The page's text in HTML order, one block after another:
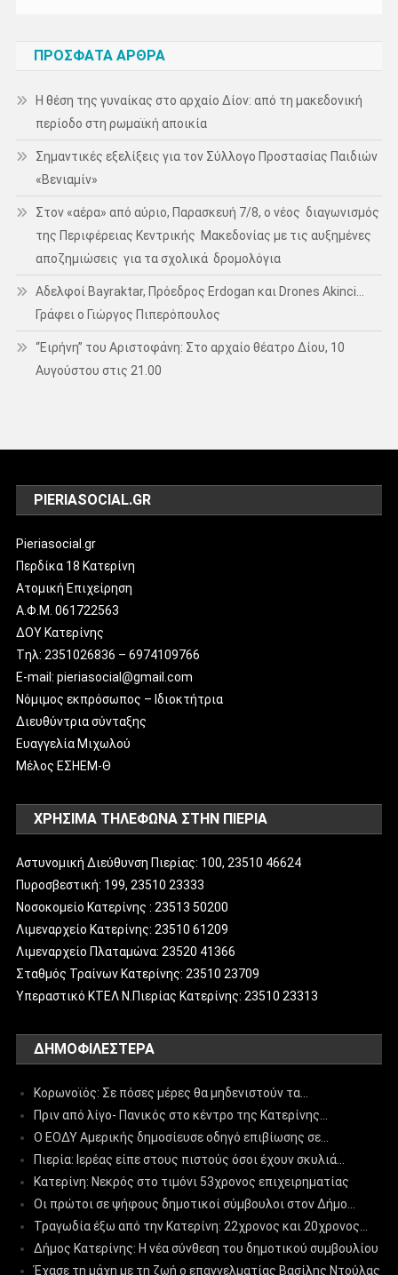
ΠΡΌΣΦΑΤΑ ΆΡΘΡΑ
Η θέση της γυναίκας στο αρχαίο Δίον: από τη μακεδονική
περίοδο στη ρωμαϊκή αποικία
Σημαντικές εξελίξεις για τον Σύλλογο Προστασίας Παιδιών
«Βενιαμίν»
Στον «αέρα» από αύριο, Παρασκευή 7/8, ο νέος διαγωνισμός
της Περιφέρειας Κεντρικής Μακεδονίας με τις αυξημένες
αποζημιώσεις για τα σχολικά δρομολόγια
Αδελφοί Bayraktar, Πρόεδρος Erdogan και Drones Akinci…
Γράφει ο Γιώργος Πιπερόπουλος
“Ειρήνη” του Αριστοφάνη: Στο αρχαίο θέατρο Δίου, 10
Αυγούστου στις 21.00
PIERIASOCIAL.GR
Pieriasocial.gr
Περδίκα 18 Κατερίνη
Ατομική Επιχείρηση
Α.Φ.Μ. 061722563
ΔΟΥ Κατερίνης
Tηλ: 2351026836 – 6974109766
E-mail: pieriasocial@gmail.com
Νόμιμος εκπρόσωπος – Ιδιοκτήτρια
Διευθύντρια σύνταξης
Ευαγγελία Μιχωλού
Μέλος ΕΣΗΕΜ-Θ
ΧΡΗΣΙΜΑ ΤΗΛΕΦΩΝΑ ΣΤΗΝ ΠΙΕΡΙΑ
Αστυνομική Διεύθυνση Πιερίας: 100, 23510 46624
Πυροσβεστική: 199, 23510 23333
Νοσοκομείο Κατερίνης : 23513 50200
Λιμεναρχείο Κατερίνης: 23510 61209
Λιμεναρχείο Πλαταμώνα: 23520 41366
Σταθμός Τραίνων Κατερίνης: 23510 23709
Υπεραστικό ΚΤΕΛ Ν.Πιερίας Κατερίνης: 23510 23313
ΔΗΜΟΦΙΛΈΣΤΕΡΑ
Κορωνοϊός: Σε πόσες μέρες θα μηδενιστούν τα…
Πριν από λίγο- Πανικός στο κέντρο της Κατερίνης…
Ο ΕΟΔΥ Αμερικής δημοσίευσε οδηγό επιβίωσης σε…
Πιερία: Ιερέας είπε στους πιστούς όσοι έχουν σκυλιά…
Κατερίνη: Νεκρός στο τιμόνι 53χρονος επιχειρηματίας
Οι πρώτοι σε ψήφους δημοτικοί σύμβουλοι στον Δήμο…
Τραγωδία έξω από την Κατερίνη: 22χρονος και 20χρονος…
Δήμος Κατερίνης: Η νέα σύνθεση του δημοτικού συμβουλίου
Έχασε τη μάχη με τη ζωή ο επαγγελματίας Βασίλης Ντούλας